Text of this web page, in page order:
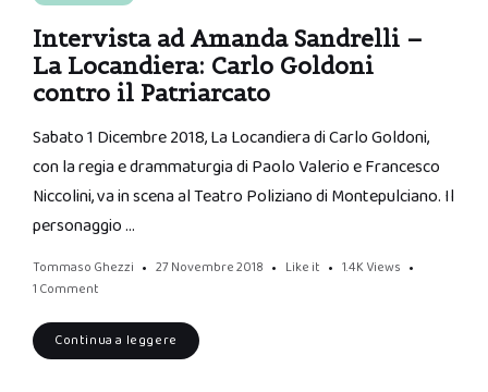
Intervista ad Amanda Sandrelli –
La Locandiera: Carlo Goldoni
contro il Patriarcato
Sabato 1 Dicembre 2018, La Locandiera di Carlo Goldoni,
con la regia e drammaturgia di Paolo Valerio e Francesco
Niccolini, va in scena al Teatro Poliziano di Montepulciano. Il
personaggio …
Tommaso Ghezzi 27 Novembre 2018 Like it 1.4K Views
1 Comment
Continua a leggere